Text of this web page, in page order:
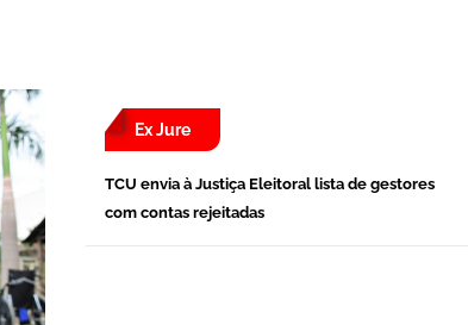
Ex Jure
TCU envia à Justiça Eleitoral lista de gestores
com contas rejeitadas